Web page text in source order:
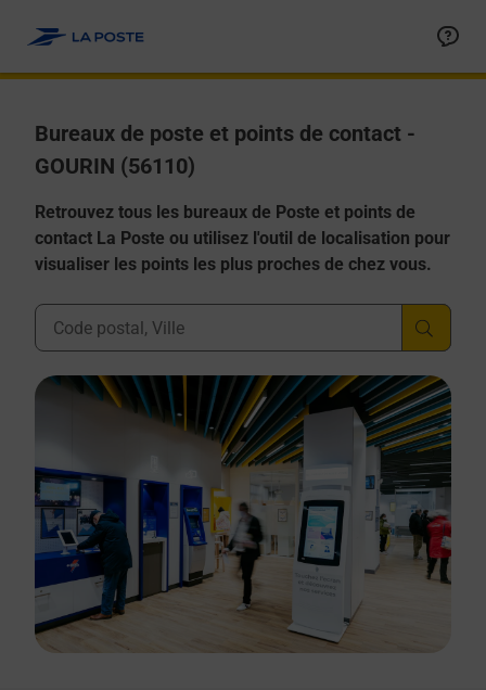
Bureaux de poste et points de contact -
GOURIN (56110)
Retrouvez tous les bureaux de Poste et points de
contact La Poste ou utilisez l'outil de localisation pour
visualiser les points les plus proches de chez vous.
Ville, Département, Code Postal